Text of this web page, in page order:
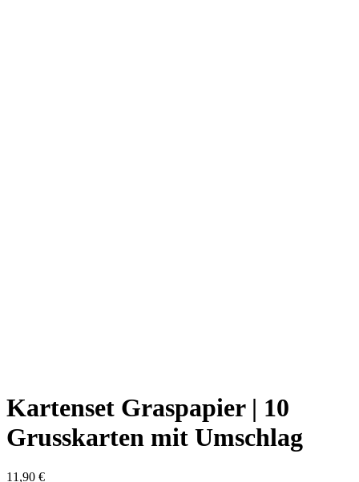
Kartenset Graspapier | 10
Grusskarten mit Umschlag
11,90 €